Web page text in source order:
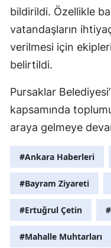
bildirildi. Özellikle
vatandaşların
verilmesi için
belirtildi.
Pursaklar
kapsamında
araya gelmeye
#Ankara Haberleri
#Bayram Ziyareti
#Ertuğrul Çetin
#Mahalle Muhtarları